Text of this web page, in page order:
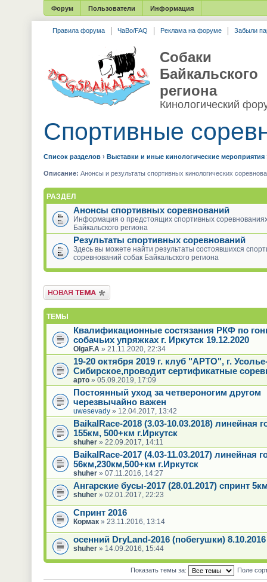
Форум Пользователи Информация
Правила форума ЧаВо/FAQ Реклама на форуме Забыли
Собаки
Байкальского
региона
Кинологический
Спортивные
Список разделов › Выставки и иные кинологические мероприятия
Описание: Анонсы и результаты спортивных кинологических
РАЗДЕЛ
Анонсы спортивных соревнований
Информация о предстоящих спортивных
Байкальского региона
Результаты спортивных соревнований
Здесь вы можете найти результаты состоявшихся
соревнований собак Байкальского региона
Новая тема
ТЕМЫ
Квалификационные состязания РКФ по
собачьих упряжках г. Иркутск 19.12.2020
OlgaF.A » 21.11.2020, 22:34
19-20 октября 2019 г. клуб "АРТО", г.
Сибирское,проводит сертификатные
арто» 05.09.2019, 17:09
Постоянный уход за четвероногим другом
черезвычайно важен
uwesevady» 12.04.2017, 13:42
BaikalRace-2018 (3.03-10.03.2018) линейная
155км, 500+км г.Иркутск
shuher» 22.09.2017, 14:11
BaikalRace-2017 (4.03-11.03.2017) линейная
56км,230км,500+км г.Иркутск
shuher» 07.11.2016, 14:27
Ангарские бусы-2017 (28.01.2017) спринт
shuher» 02.01.2017, 22:23
Спринт 2016
Кормак» 23.11.2016, 13:14
осенний DryLand-2016 (побегушки) 8.10.2016
shuher» 14.09.2016, 15:44
Показать темы за: Поле